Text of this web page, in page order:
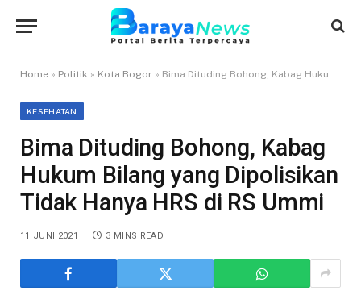
Home » Politik » Kota Bogor » Bima Dituding Bohong, Kabag Hukum Bilang yang Dipolisikan Tidak Hanya HRS di RS Ummi
KESEHATAN
Bima Dituding Bohong, Kabag
Hukum Bilang yang Dipolisikan
Tidak Hanya HRS di RS Ummi
11 JUNI 2021 3 MINS READ